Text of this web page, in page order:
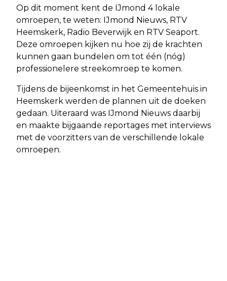
Op dit moment kent de IJmond 4 lokale
omroepen, te weten: IJmond Nieuws, RTV
Heemskerk, Radio Beverwijk en RTV Seaport.
Deze omroepen kijken nu hoe zij de krachten
kunnen gaan bundelen om tot één (nóg)
professionelere streekomroep te komen.
Tijdens de bijeenkomst in het Gemeentehuis in
Heemskerk werden de plannen uit de doeken
gedaan. Uiteraard was IJmond Nieuws daarbij
en maakte bijgaande reportages met interviews
met de voorzitters van de verschillende lokale
omroepen.